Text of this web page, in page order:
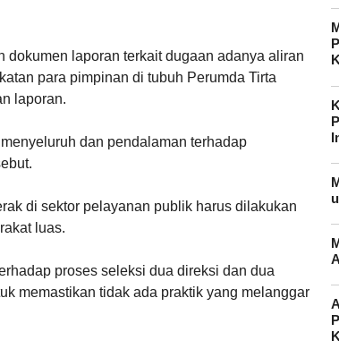
dokumen laporan terkait dugaan adanya aliran
para pimpinan di tubuh Perumda Tirta
laporan.
dan pendalaman terhadap
di sektor pelayanan publik harus dilakukan
luas.
proses seleksi dua direksi dan dua
memastikan tidak ada praktik yang melanggar